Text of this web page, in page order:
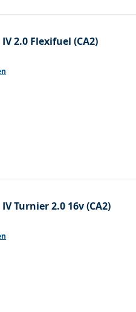
2.0 Flexifuel (CA2)
Turnier 2.0 16v (CA2)